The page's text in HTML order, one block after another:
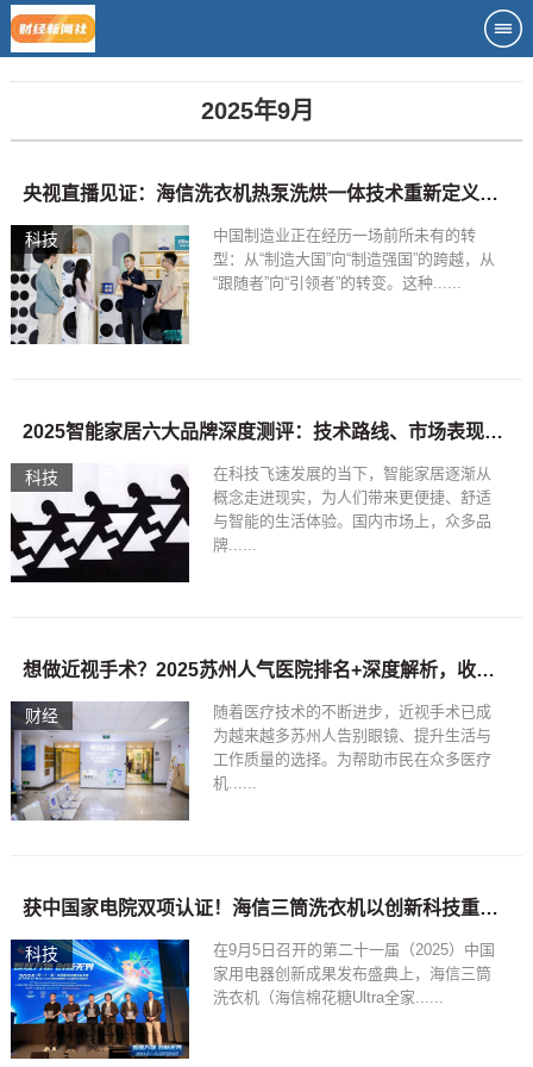
2025年9月
科技
央视直播见证：海信洗衣机热泵洗烘一体技术重新定义用户体验
中国制造业正在经历一场前所未有的转
型：从“制造大国”向“制造强国”的跨越，从
“跟随者”向“引领者”的转变。这种......
科技
2025智能家居六大品牌深度测评：技术路线、市场表现与用户选择指南
在科技飞速发展的当下，智能家居逐渐从
概念走进现实，为人们带来更便捷、舒适
与智能的生活体验。国内市场上，众多品
牌......
财经
想做近视手术？2025苏州人气医院排名+深度解析，收藏这篇就够了
随着医疗技术的不断进步，近视手术已成
为越来越多苏州人告别眼镜、提升生活与
工作质量的选择。为帮助市民在众多医疗
机......
科技
获中国家电院双项认证！海信三筒洗衣机以创新科技重塑分区洗护标杆
在9月5日召开的第二十一届（2025）中国
家用电器创新成果发布盛典上，海信三筒
洗衣机（海信棉花糖Ultra全家......